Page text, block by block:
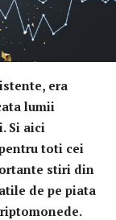
era
lumii
Si aici
toti cei
stiri din
de pe piata